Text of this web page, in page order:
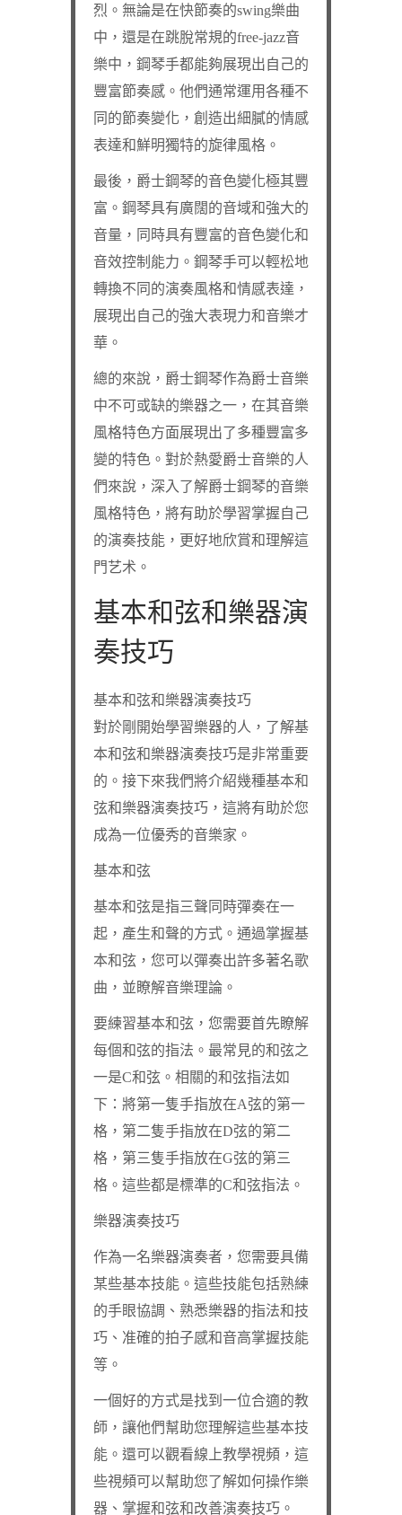
烈。無論是在快節奏的swing樂曲
中，還是在跳脫常規的free-jazz音
樂中，鋼琴手都能夠展現出自己的
豐富節奏感。他們通常運用各種不
同的節奏變化，創造出細膩的情感
表達和鮮明獨特的旋律風格。
最後，爵士鋼琴的音色變化極其豐
富。鋼琴具有廣闊的音域和強大的
音量，同時具有豐富的音色變化和
音效控制能力。鋼琴手可以輕松地
轉換不同的演奏風格和情感表達，
展現出自己的強大表現力和音樂才
華。
總的來說，爵士鋼琴作為爵士音樂
中不可或缺的樂器之一，在其音樂
風格特色方面展現出了多種豐富多
變的特色。對於熱愛爵士音樂的人
們來說，深入了解爵士鋼琴的音樂
風格特色，將有助於學習掌握自己
的演奏技能，更好地欣賞和理解這
門艺术。
基本和弦和樂器演
奏技巧
基本和弦和樂器演奏技巧
對於剛開始學習樂器的人，了解基
本和弦和樂器演奏技巧是非常重要
的。接下來我們將介紹幾種基本和
弦和樂器演奏技巧，這將有助於您
成為一位優秀的音樂家。
基本和弦
基本和弦是指三聲同時彈奏在一
起，產生和聲的方式。通過掌握基
本和弦，您可以彈奏出許多著名歌
曲，並瞭解音樂理論。
要練習基本和弦，您需要首先瞭解
每個和弦的指法。最常見的和弦之
一是C和弦。相關的和弦指法如
下：將第一隻手指放在A弦的第一
格，第二隻手指放在D弦的第二
格，第三隻手指放在G弦的第三
格。這些都是標準的C和弦指法。
樂器演奏技巧
作為一名樂器演奏者，您需要具備
某些基本技能。這些技能包括熟練
的手眼協調、熟悉樂器的指法和技
巧、准確的拍子感和音高掌握技能
等。
一個好的方式是找到一位合適的教
師，讓他們幫助您理解這些基本技
能。還可以觀看線上教學視頻，這
些視頻可以幫助您了解如何操作樂
器、掌握和弦和改善演奏技巧。